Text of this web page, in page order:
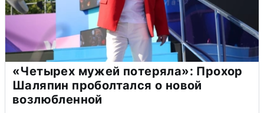
«Четырех мужей потеряла»: Прохор
Шаляпин проболтался о новой
возлюбленной